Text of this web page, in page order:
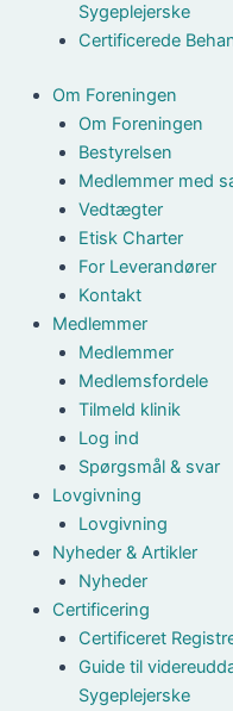
Sygeplejerske
Certificerede
Om Foreningen
Om Foreningen
Bestyrelsen
Medlemmer med
Vedtægter
Etisk Charter
For Leverandører
Kontakt
Medlemmer
Medlemmer
Medlemsfordele
Tilmeld klinik
Log ind
Spørgsmål & svar
Lovgivning
Lovgivning
Nyheder & Artikler
Nyheder
Certificering
Certificeret
Guide til
Sygeplejerske